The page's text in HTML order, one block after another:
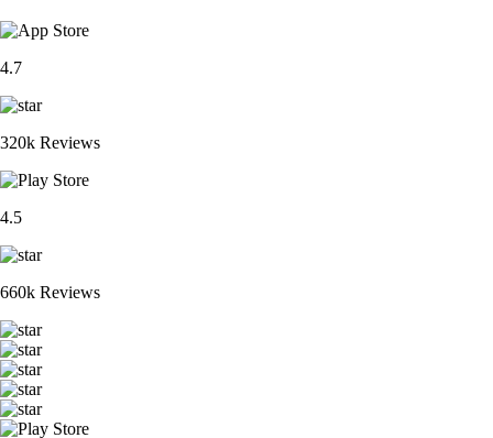
4.7
320k Reviews
4.5
660k Reviews